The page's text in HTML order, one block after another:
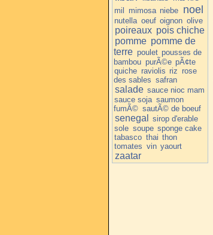
mil mimosa niebe noel
nutella oeuf oignon olive
poireaux pois chiche
pomme pomme de
terre poulet pousses de
bambou purÃ©e pÃ¢te
quiche raviolis riz rose
des sables safran
salade sauce nioc mam
sauce soja saumon
fumÃ© sautÃ© de boeuf
senegal
sirop d'erable
sole soupe sponge cake
tabasco thai thon
tomates vin yaourt
zaatar